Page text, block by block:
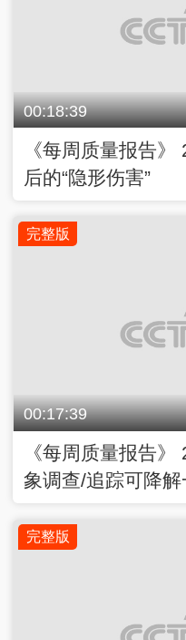
00:18:39
《每周质量报告
后的“隐形伤害”
完整版
00:17:39
《每周质量报告
象调查/追踪可降
完整版